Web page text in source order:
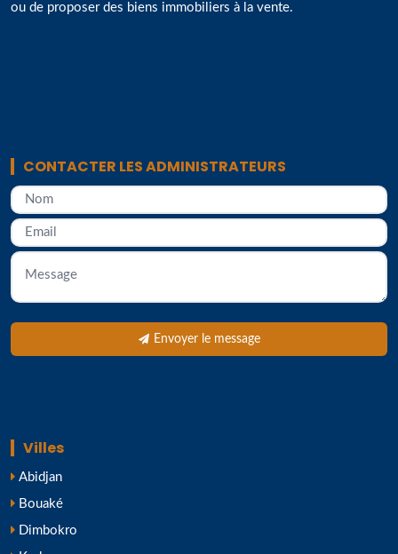
ou de proposer des biens immobiliers à la vente.
CONTACTER LES ADMINISTRATEURS
Envoyer le message
Villes
Abidjan
Bouaké
Dimbokro